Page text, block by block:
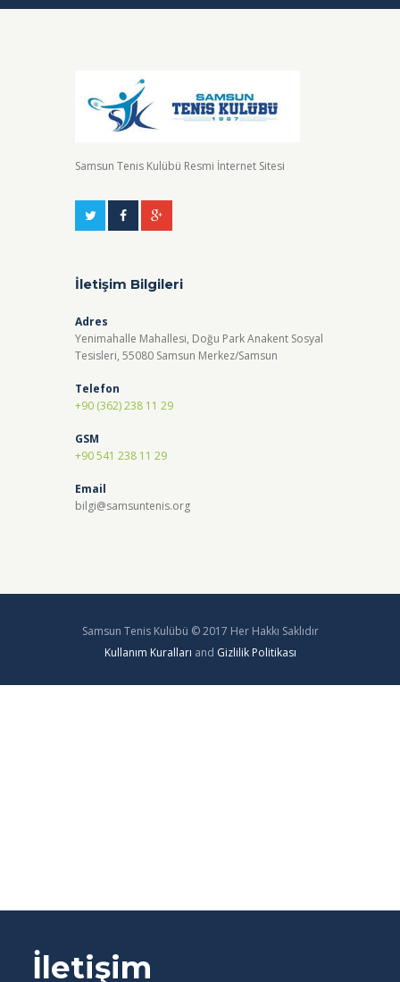
Samsun Tenis Kulübü Resmi İnternet Sitesi
İletişim Bilgileri
Adres
Yenimahalle Mahallesi, Doğu Park Anakent Sosyal
Tesisleri, 55080 Samsun Merkez/Samsun
Telefon
+90 (362) 238 11 29
GSM
+90 541 238 11 29
Email
bilgi@samsuntenis.org
Samsun Tenis Kulübü © 2017 Her Hakkı Saklıdır
Kullanım Kuralları and Gizlilik Politikası
İletişim